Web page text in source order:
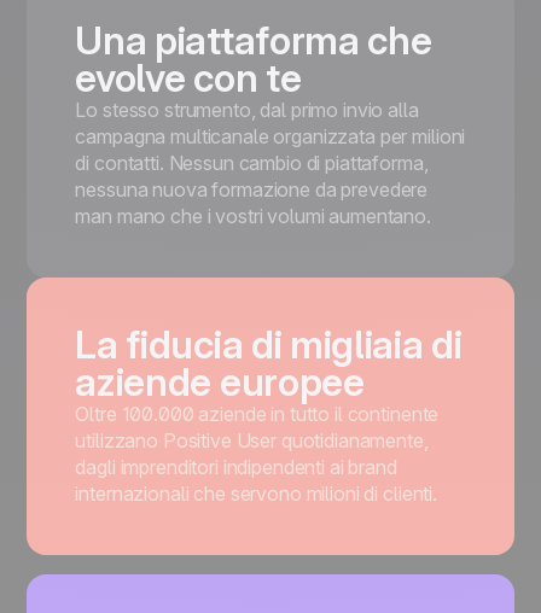
Una piattaforma che
evolve con te
Lo stesso strumento, dal primo invio alla
campagna multicanale organizzata per milioni
di contatti. Nessun cambio di piattaforma,
nessuna nuova formazione da prevedere
man mano che i vostri volumi aumentano.
La fiducia di migliaia di
aziende europee
Oltre 100.000 aziende in tutto il continente
utilizzano Positive User quotidianamente,
dagli imprenditori indipendenti ai brand
internazionali che servono milioni di clienti.